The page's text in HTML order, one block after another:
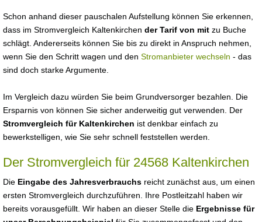
Schon anhand dieser pauschalen Aufstellung können Sie erkennen,
dass im Stromvergleich Kaltenkirchen der Tarif von mit zu Buche
schlägt. Andererseits können Sie bis zu direkt in Anspruch nehmen,
wenn Sie den Schritt wagen und den Stromanbieter wechseln - das
sind doch starke Argumente.
Im Vergleich dazu würden Sie beim Grundversorger bezahlen. Die
Ersparnis von können Sie sicher anderweitig gut verwenden. Der
Stromvergleich für Kaltenkirchen ist denkbar einfach zu
bewerkstelligen, wie Sie sehr schnell feststellen werden.
Der Stromvergleich für 24568 Kaltenkirchen
Die Eingabe des Jahresverbrauchs reicht zunächst aus, um einen
ersten Stromvergleich durchzuführen. Ihre Postleitzahl haben wir
bereits vorausgefüllt. Wir haben an dieser Stelle die Ergebnisse für